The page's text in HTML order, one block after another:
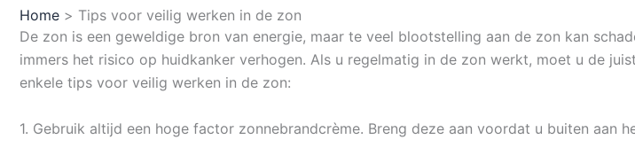
Home
Tips voor veilig werken in de zon
De zon is een geweldige bron van energie, maar te veel blootstelling aan de zon kan
immers het risico op huidkanker verhogen. Als u regelmatig in de zon werkt, moet u de
enkele tips voor veilig werken in de zon:
1. Gebruik altijd een hoge factor zonnebrandcrème. Breng deze aan voordat u buiten aan